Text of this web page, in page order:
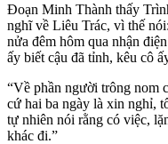
Đoạn Minh Thành thấy
nghĩ về Liêu Trác, vì thế
nửa đêm hôm qua nhận
ấy biết cậu đã tỉnh, kêu cô
“Về phần người trông nom
cứ hai ba ngày là xin nghỉ,
tự nhiên nói rằng có việc,
khác đi.”